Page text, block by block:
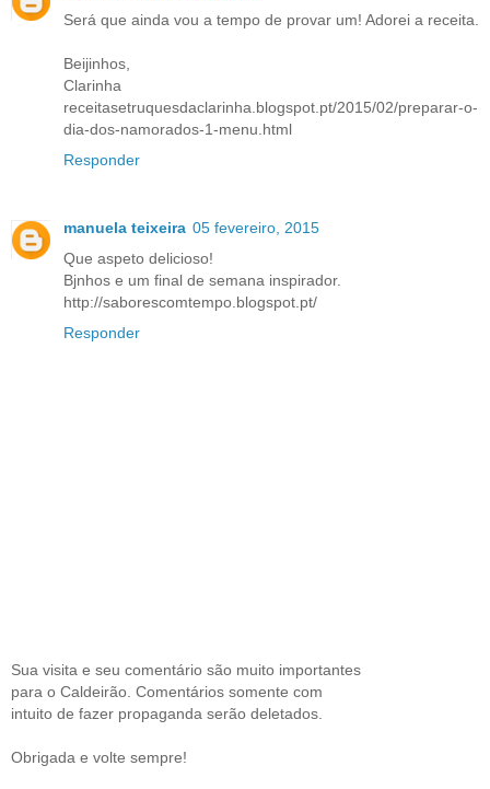
Será que ainda vou a tempo de provar um! Adorei a receita.
Beijinhos,
Clarinha
receitasetruquesdaclarinha.blogspot.pt/2015/02/preparar-o-
dia-dos-namorados-1-menu.html
Responder
manuela teixeira 05 fevereiro, 2015
Que aspeto delicioso!
Bjnhos e um final de semana inspirador.
http://saborescomtempo.blogspot.pt/
Responder
Sua visita e seu comentário são muito importantes
para o Caldeirão. Comentários somente com
intuito de fazer propaganda serão deletados.
Obrigada e volte sempre!